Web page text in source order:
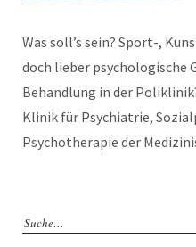
Was soll’s sein? Sport-,
doch lieber psychologische
Behandlung in der
Klinik für Psychiatrie,
Psychotherapie der